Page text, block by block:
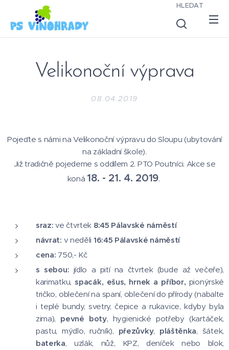
HLEDAT
Velikonoční výprava
08.04.2019
Pojeďte s námi na Velikonoční výpravu do Sloupu (ubytování
na základní škole).
Již tradičně pojedeme s oddílem 2. PTO Poutníci. Akce se
koná18. - 21. 4. 2019.
sraz: ve čtvrtek 8:45 Pálavské náměstí
návrat: v neděli 16:45 Pálavské náměstí
cena: 750,- Kč
s sebou: jídlo a pití na čtvrtek (bude až večeře),
karimatku, spacák, ešus, hrnek a příbor, pionýrské
tričko, oblečení na spaní, oblečení do přírody (nabalte
i teplé bundy, svetry, čepice a rukavice, kdyby byla
zima), pevné boty, hygienické potřeby (kartáček,
pastu, mýdlo, ručník), přezůvky, pláštěnka, šátek,
baterka, uzlák, nůž, KPZ, deníček nebo blok,